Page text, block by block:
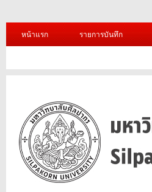
หน้าแรก รายการบันทึก